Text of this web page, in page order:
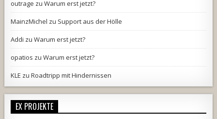
outrage zuWarum erst jetzt?
MainzMichel zu Support aus der Hölle
Addi zuWarum erst jetzt?
opatios zuWarum erst jetzt?
KLE zuRoadtripp mit Hindernissen
EX PROJEKTE